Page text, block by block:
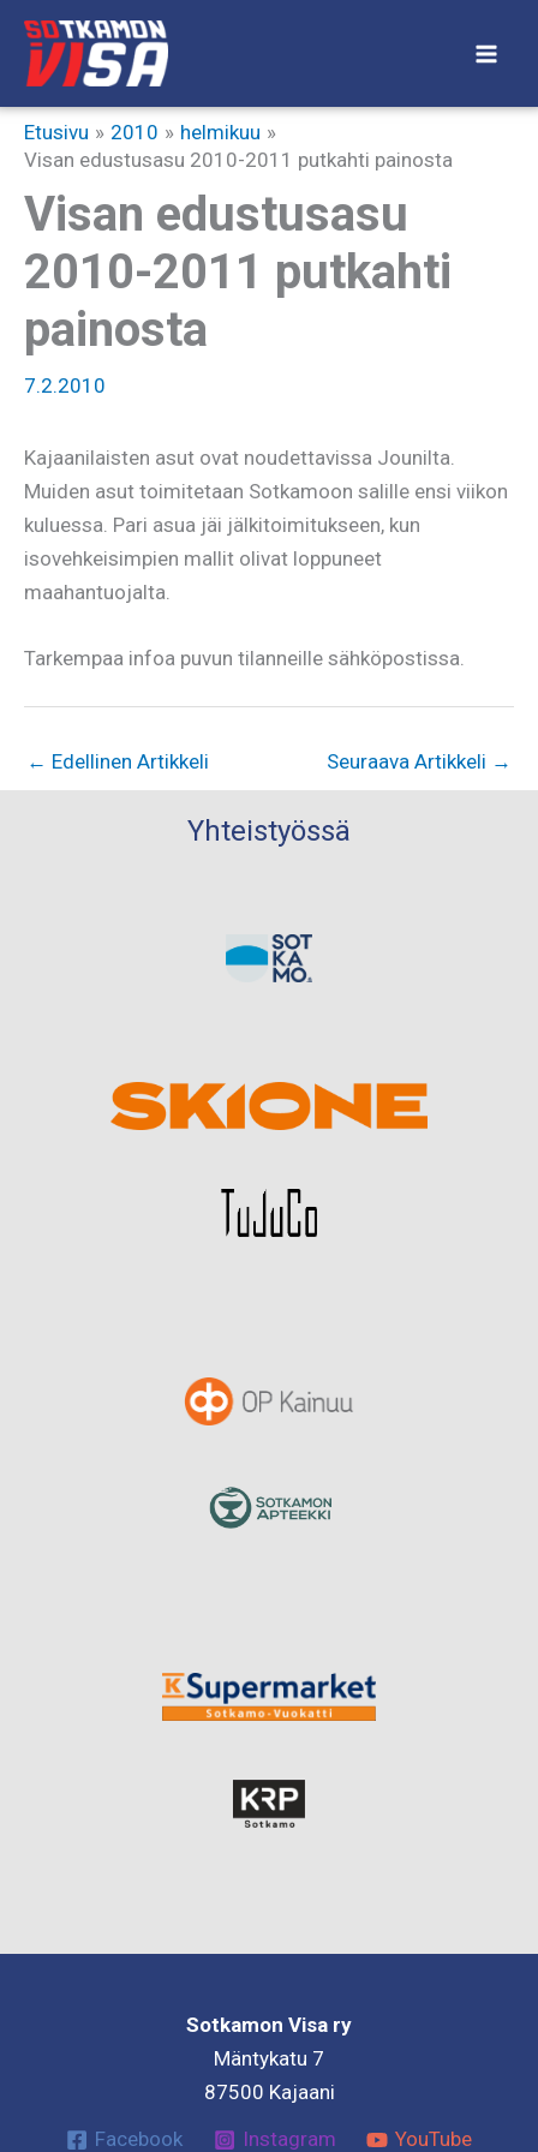
Siirry
sisältöön
Etusivu 2010
helmikuu
Visan edustusasu 2010-2011 putkahti painosta
Visan edustusasu
2010-2011 putkahti
painosta
7.2.2010
Kajaanilaisten asut ovat noudettavissa Jounilta.
Muiden asut toimitetaan Sotkamoon salille ensi viikon
kuluessa. Pari asua jäi jälkitoimitukseen, kun
isovehkeisimpien mallit olivat loppuneet
maahantuojalta.
Tarkempaa infoa puvun tilanneille sähköpostissa.
← Edellinen Artikkeli Seuraava Artikkeli →
Yhteistyössä
Sotkamon Visa ry
Mäntykatu 7
87500 Kajaani
Facebook
Instagram YouTube